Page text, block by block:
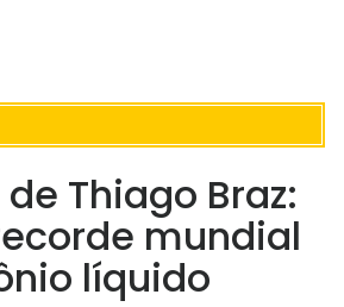
Thiago Braz:
mundial
líquido